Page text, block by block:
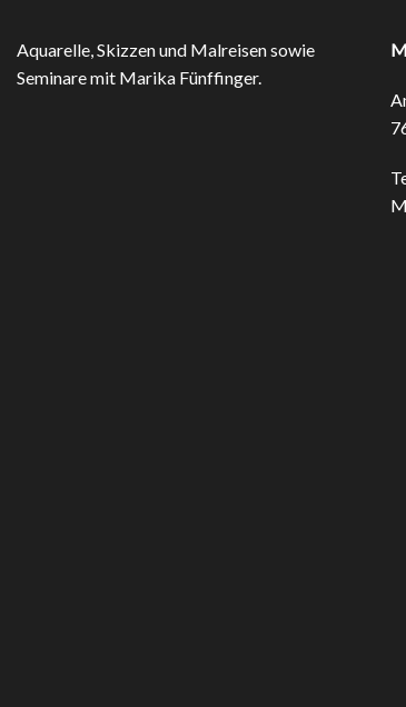
Aquarelle, Skizzen und Malreisen sowie
Seminare mit Marika Fünffinger.